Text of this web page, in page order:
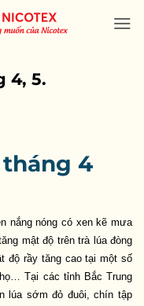
4, 5.
tháng 4
nắng nóng có xen kẽ mưa
mật độ trên trà lúa đòng
độ rầy tăng cao tại một số
Tại các tỉnh Bắc Trung
lúa sớm đỏ đuôi, chín tập